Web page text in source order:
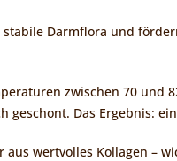
Darmflora und
zwischen 70 und
Das Ergebnis:
wertvolles Kollagen –